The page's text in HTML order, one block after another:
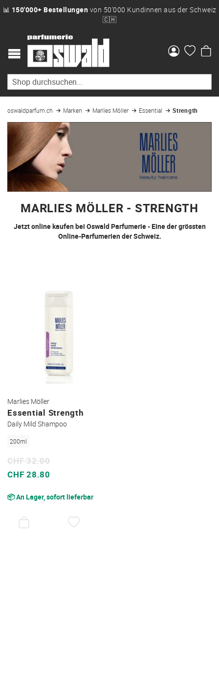
📊 150'000+ Bestellungen von 50'000 Kundinnen aus der Schweiz
🇨🇭
oswaldparfum.ch Marken Marlies Möller Essential Strength
MARLIES MÖLLER - STRENGTH
Jetzt online kaufen bei Oswald Parfumerie - Eine der grössten
Online-Parfumerien der Schweiz.
Marlies Möller
Essential Strength
Daily Mild Shampoo
200ml
Sonderpreis
CHF 28.80
CHF 32.00
📦 An Lager, sofort lieferbar